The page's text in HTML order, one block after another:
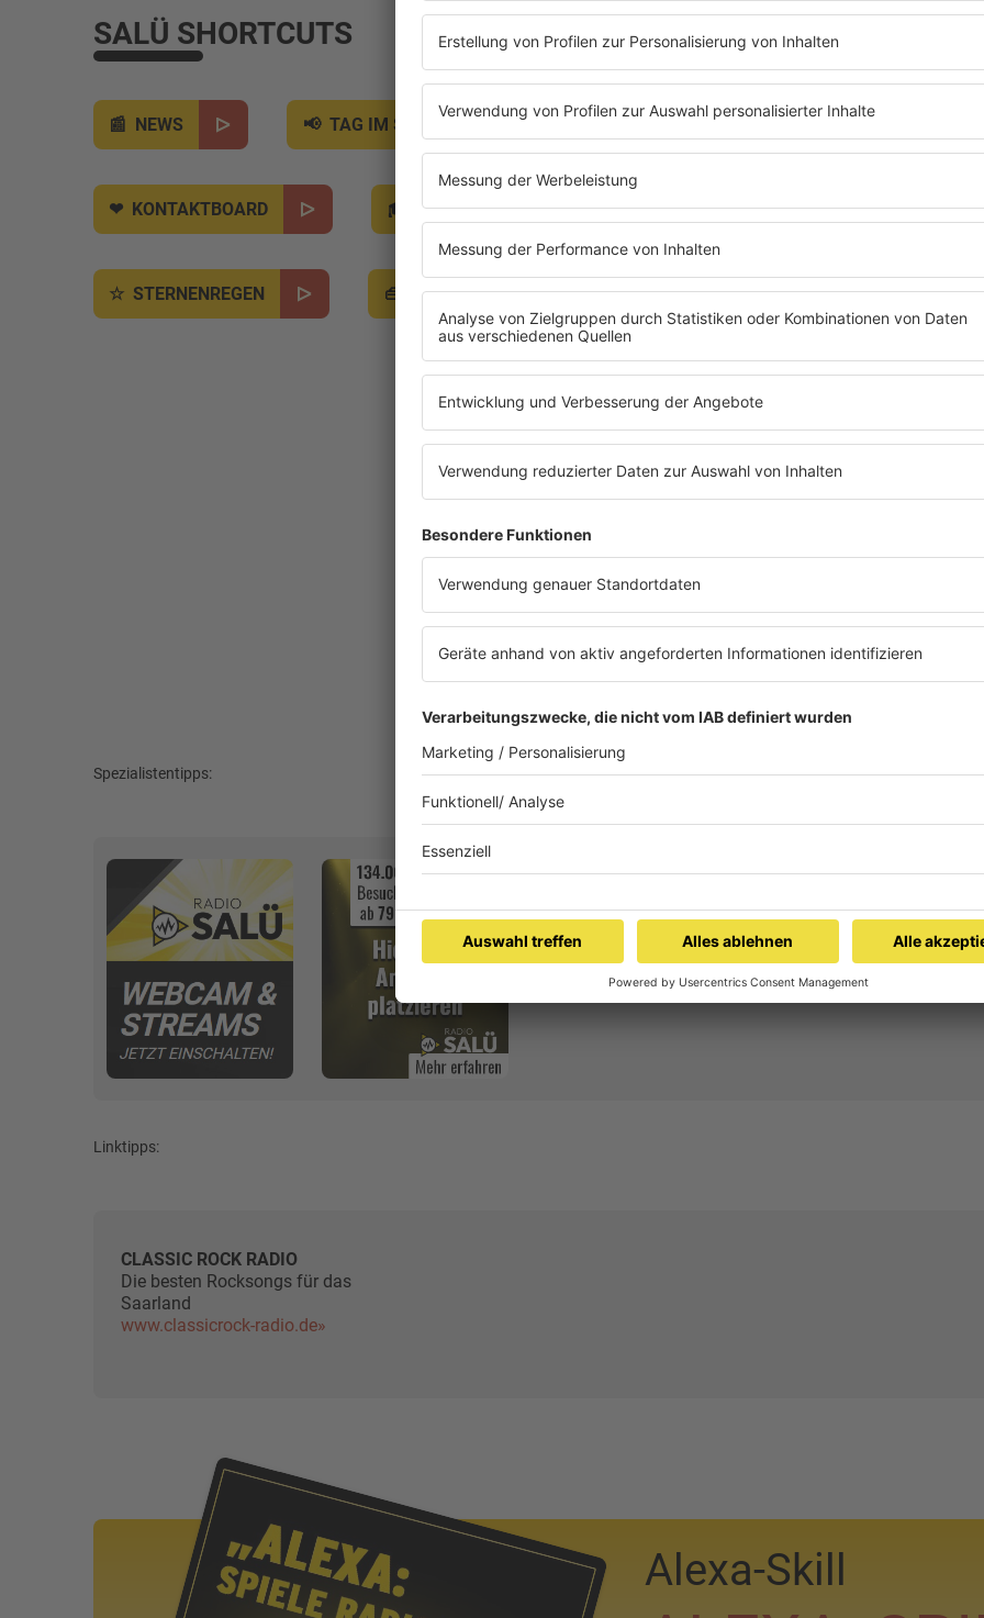
SALÜ SHORTCUTS
NEWS TAG IM SAARLAND WETTER BLITZERNEWS
KONTAKTBOARD JOBBÖRSE FOTOGALERIE
STERNENREGEN SALÜ BONUS
Spezialistentipps:
Linktipps:
CLASSIC ROCK RADIO
Die besten Rocksongs für das
Saarland
www.classicrock-radio.de»
Alexa-Skill